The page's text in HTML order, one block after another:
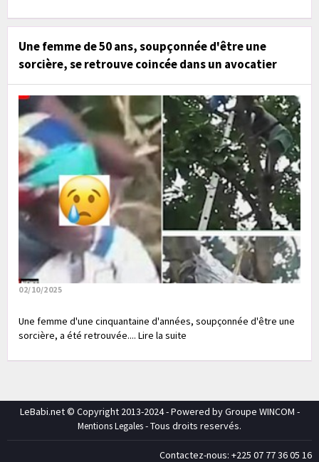
Une femme de 50 ans, soupçonnée d'être une
sorcière, se retrouve coincée dans un avocatier
02/10/2025
Une femme d'une cinquantaine d'années, soupçonnée d'être une
sorcière, a été retrouvée.... Lire la suite
LeBabi.net © Copyright 2013-2024 - Powered by Groupe WINCOM -
Mentions Legales- Tous droits reservés.
Contactez-nous: +225 07 77 36 05 16